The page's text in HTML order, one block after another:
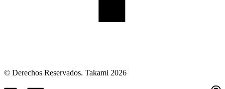
© Derechos Reservados. Takami 2026